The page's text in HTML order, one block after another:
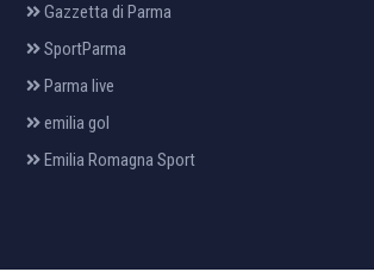
Gazzetta di Parma
SportParma
Parma live
emilia gol
Emilia Romagna Sport